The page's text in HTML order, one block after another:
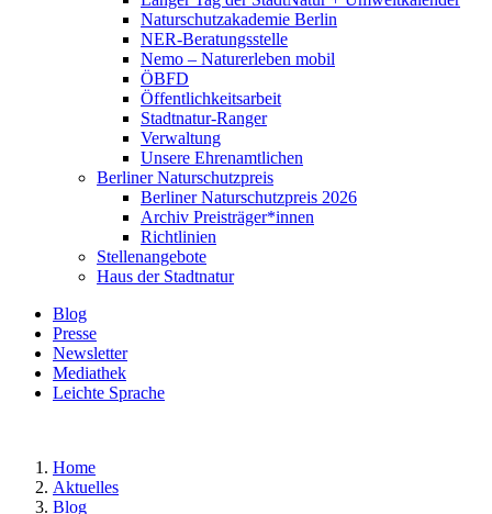
Naturschutzakademie Berlin
NER-Beratungsstelle
Nemo – Naturerleben mobil
ÖBFD
Öffentlichkeitsarbeit
Stadtnatur-Ranger
Verwaltung
Unsere Ehrenamtlichen
Berliner Naturschutzpreis
Berliner Naturschutzpreis 2026
Archiv Preisträger*innen
Richtlinien
Stellenangebote
Haus der Stadtnatur
Blog
Presse
Newsletter
Mediathek
Leichte Sprache
Home
Aktuelles
Blog